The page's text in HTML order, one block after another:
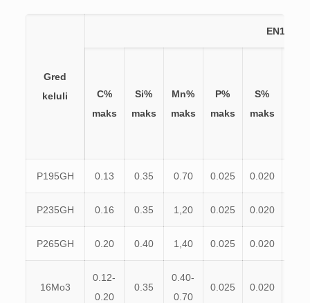
Gred
keluli
C%
maks
Si%
maks
Mn%
maks
P%
maks
S%
maks
P195GH 0.13 0.35 0.70 0.025 0.020
P235GH 0.16 0.35 1,20 0.025 0.020
P265GH 0.20 0.40 1,40 0.025 0.020
16Mo3
0.12-
0.20
0.35
0.40-
0.70
0.025 0.020